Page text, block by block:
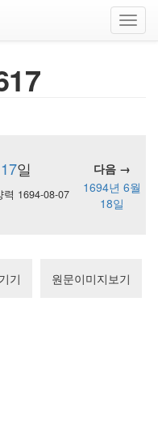
17일
다음 →
1694-08-07
1694년 6월
18일
기 원문이미지보기